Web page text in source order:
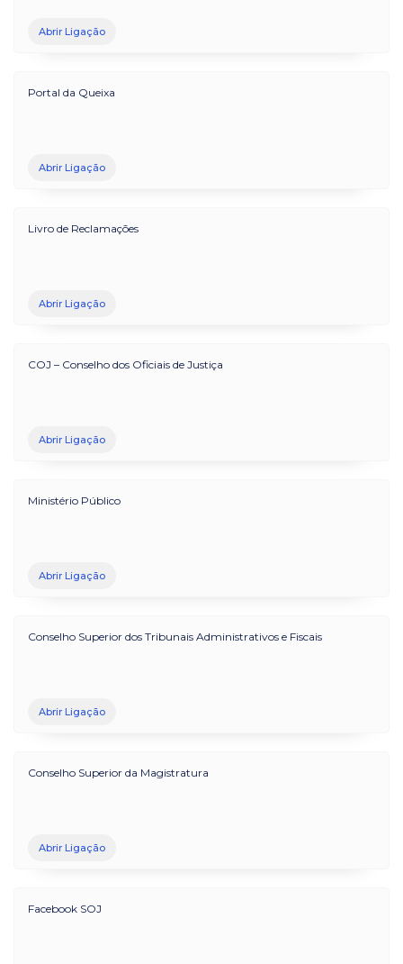
Abrir Ligação
Portal da Queixa
Abrir Ligação
Livro de Reclamações
Abrir Ligação
COJ – Conselho dos Oficiais de Justiça
Abrir Ligação
Ministério Público
Abrir Ligação
Conselho Superior dos Tribunais Administrativos e Fiscais
Abrir Ligação
Conselho Superior da Magistratura
Abrir Ligação
Facebook SOJ